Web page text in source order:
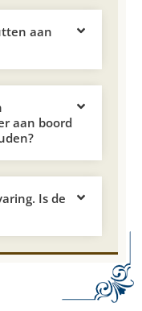
aan
aan boord
Is de